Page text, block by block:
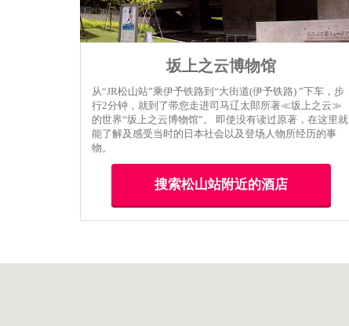
坂上之云博物馆
从“JR松山站”乘伊予铁路到“大街道(伊予铁路) ”下车，步
行2分钟，就到了带您走进司马辽太郎所著≪坂上之云≫
的世界“坂上之云博物馆”。 即使没有读过原著，在这里就
能了解及感受当时的日本社会以及登场人物所经历的事
物。
搜索松山站附近的酒店